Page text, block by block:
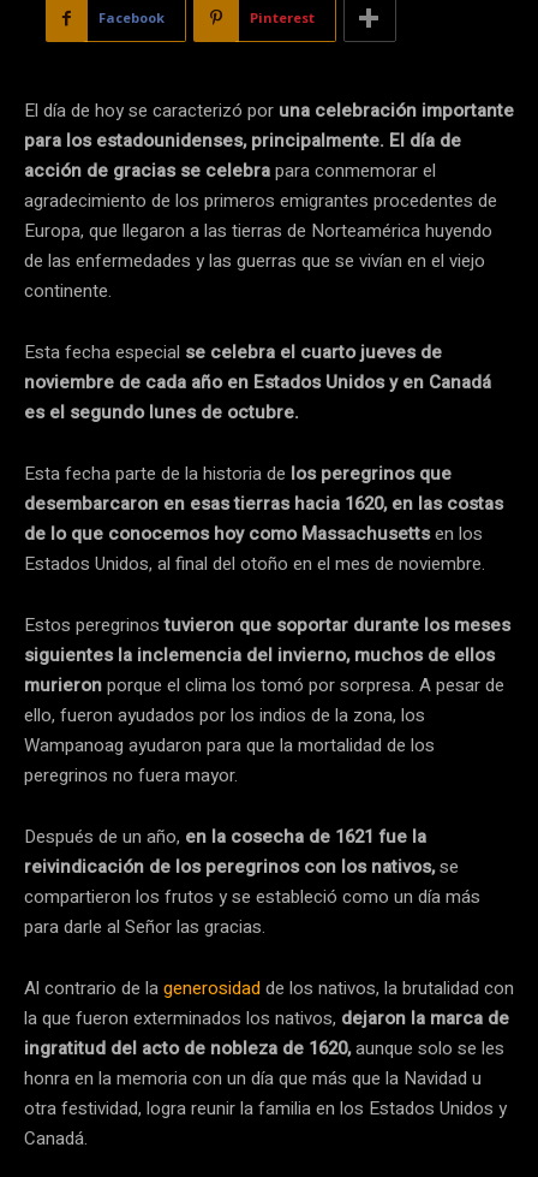
Facebook Pinterest
El día de hoy se caracterizó por una celebración importante
para los estadounidenses, principalmente. El día de
acción de gracias se celebrapara conmemorar el
agradecimiento de los primeros emigrantes procedentes de
Europa, que llegaron a las tierras de Norteamérica huyendo
de las enfermedades y las guerras que se vivían en el viejo
continente.
Esta fecha especial se celebra el cuarto jueves de
noviembre de cada año en Estados Unidos y en Canadá
es el segundo lunes de octubre.
Esta fecha parte de la historia de los peregrinos que
desembarcaron en esas tierras hacia 1620, en las costas
de lo que conocemos hoy como Massachusettsen los
Estados Unidos, al final del otoño en el mes de noviembre.
Estos peregrinostuvieron que soportar durante los meses
siguientes la inclemencia del invierno, muchos de ellos
murieronporque el clima los tomó por sorpresa. A pesar de
ello, fueron ayudados por los indios de la zona, los
Wampanoag ayudaron para que la mortalidad de los
peregrinos no fuera mayor.
Después de un año, en la cosecha de 1621 fue la
reivindicación de los peregrinos con los nativos,se
compartieron los frutos y se estableció como un día más
para darle al Señor las gracias.
Al contrario de lagenerosidadde los nativos, la brutalidad con
la que fueron exterminados los nativos, dejaron la marca de
ingratitud del acto de nobleza de 1620,aunque solo se les
honra en la memoria con un día que más que la Navidad u
otra festividad, logra reunir la familia en los Estados Unidos y
Canadá.